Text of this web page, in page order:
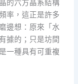
的六方晶系結構
率，這正是許多
邊想：原來「水
據的；只是坊間
一種具有可重複